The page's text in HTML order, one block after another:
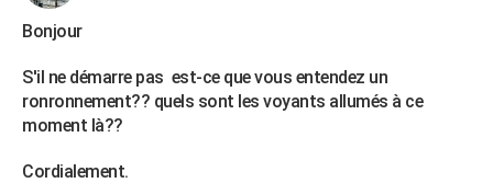
AVIS DE DÉCÈS
FORUM
Bricolage
Lifestyle
Culture
Sport
Auto
Television
Voyage
Cinema
Bonjour
S'il ne démarre pas est-ce que vous entendez un
ronronnement?? quels sont les voyants allumés à ce
moment là??
Cordialement.